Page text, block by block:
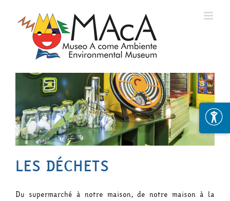
LES DÉCHETS
Du supermarché à notre maison, de notre maison à la